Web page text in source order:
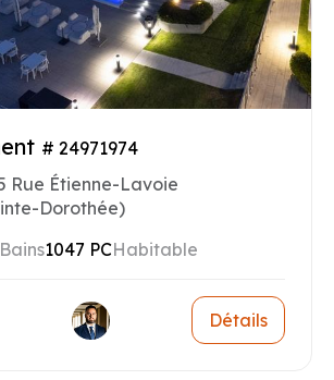
# 24971974
Rue Étienne-Lavoie
Dorothée)
Bains1047 PCHabitable
Détails